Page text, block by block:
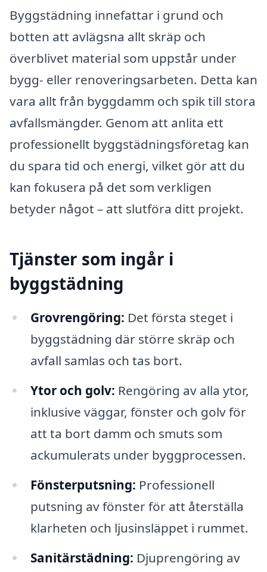
Byggstädning innefattar i grund och
botten att avlägsna allt skräp och
överblivet material som uppstår under
bygg- eller renoveringsarbeten. Detta kan
vara allt från byggdamm och spik till stora
avfallsmängder. Genom att anlita ett
professionellt byggstädningsföretag kan
du spara tid och energi, vilket gör att du
kan fokusera på det som verkligen
betyder något – att slutföra ditt projekt.
Tjänster som ingår i
byggstädning
Grovrengöring: Det första steget i
byggstädning där större skräp och
avfall samlas och tas bort.
Ytor och golv: Rengöring av alla ytor,
inklusive väggar, fönster och golv för
att ta bort damm och smuts som
ackumulerats under byggprocessen.
Fönsterputsning: Professionell
putsning av fönster för att återställa
klarheten och ljusinsläppet i rummet.
Sanitärstädning: Djuprengöring av